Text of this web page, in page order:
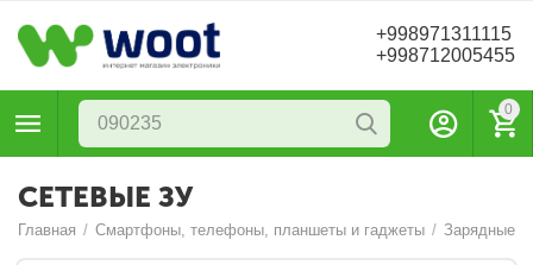
+998971311115
+998712005455
0
СЕТЕВЫЕ ЗУ
Главная / Смартфоны, телефоны, планшеты и гаджеты / Зарядные